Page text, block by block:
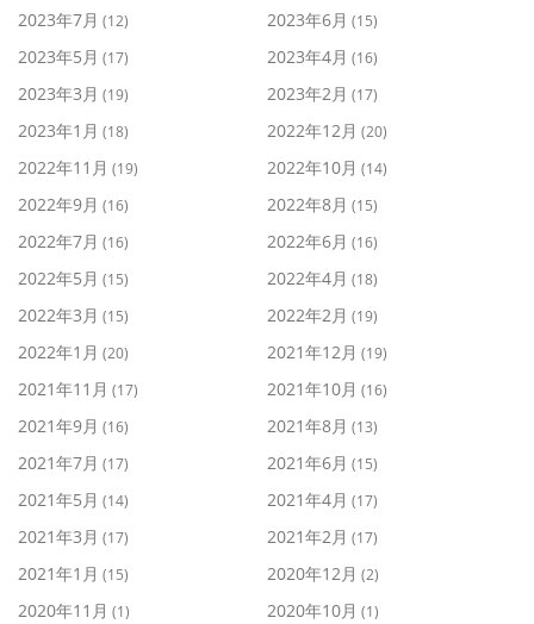
2023年7月 (12) 2023年6月 (15)
2023年5月 (17) 2023年4月 (16)
2023年3月 (19) 2023年2月 (17)
2023年1月 (18) 2022年12月 (20)
2022年11月 (19) 2022年10月 (14)
2022年9月 (16) 2022年8月 (15)
2022年7月 (16) 2022年6月 (16)
2022年5月 (15) 2022年4月 (18)
2022年3月 (15) 2022年2月 (19)
2022年1月 (20) 2021年12月 (19)
2021年11月 (17) 2021年10月 (16)
2021年9月 (16) 2021年8月 (13)
2021年7月 (17) 2021年6月 (15)
2021年5月 (14) 2021年4月 (17)
2021年3月 (17) 2021年2月 (17)
2021年1月 (15) 2020年12月 (2)
2020年11月 (1) 2020年10月 (1)